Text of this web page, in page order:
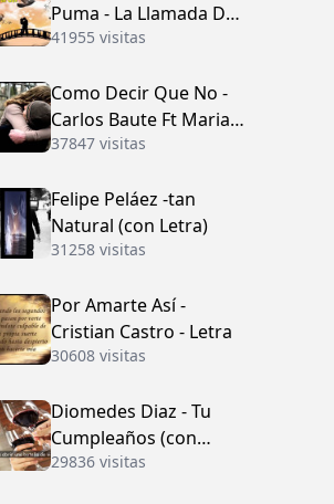
Puma - La Llamada Del
Amor (con Letra)
41955 visitas
Como Decir Que No -
Carlos Baute Ft Maria
José (con Letra)
37847 visitas
Felipe Peláez -tan
Natural (con Letra)
31258 visitas
Por Amarte Así -
Cristian Castro - Letra
30608 visitas
Diomedes Diaz - Tu
Cumpleaños (con
Letra)
29836 visitas